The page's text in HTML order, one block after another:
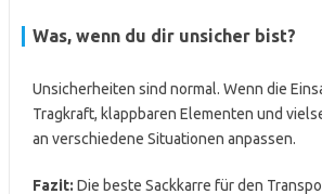
Was, wenn du dir unsicher bist?
Unsicherheiten sind normal. Wenn die
Tragkraft, klappbaren Elementen und
an verschiedene Situationen anpassen.
Fazit: Die beste Sackkarre für den